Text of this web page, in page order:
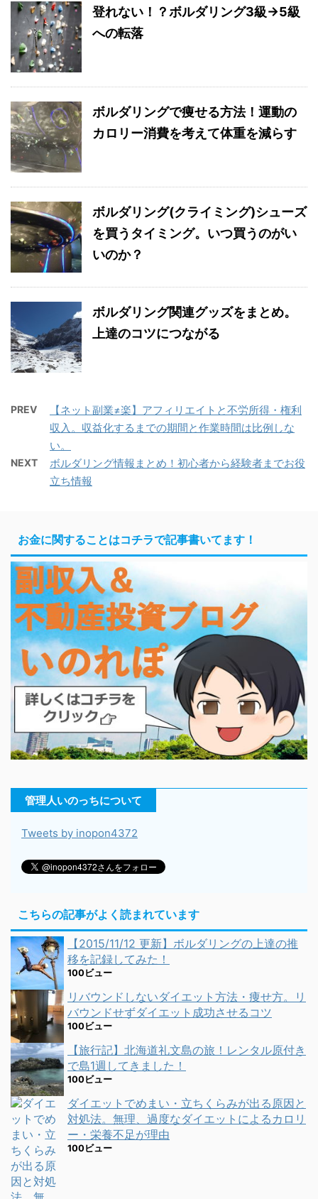
登れない！？ボルダリング3級→5級
への転落
ボルダリングで痩せる方法！運動の
カロリー消費を考えて体重を減らす
ボルダリング(クライミング)シューズ
を買うタイミング。いつ買うのがい
いのか？
ボルダリング関連グッズをまとめ。
上達のコツにつながる
PREV
【ネット副業≠楽】アフィリエイトと不労所得・権利
収入。収益化するまでの期間と作業時間は比例しな
い。
NEXT
ボルダリング情報まとめ！初心者から経験者までお役
立ち情報
お金に関することはコチラで記事書いてます！
管理人いのっちについて
Tweets by inopon4372
こちらの記事がよく読まれています
【2015/11/12 更新】ボルダリングの上達の推
移を記録してみた！
100ビュー
リバウンドしないダイエット方法・痩せ方。リ
バウンドせずダイエット成功させるコツ
100ビュー
【旅行記】北海道礼文島の旅！レンタル原付き
で島1週してきました！
100ビュー
ダイエットでめまい・立ちくらみが出る原因と
対処法。無理、過度なダイエットによるカロリ
ー・栄養不足が理由
100ビュー